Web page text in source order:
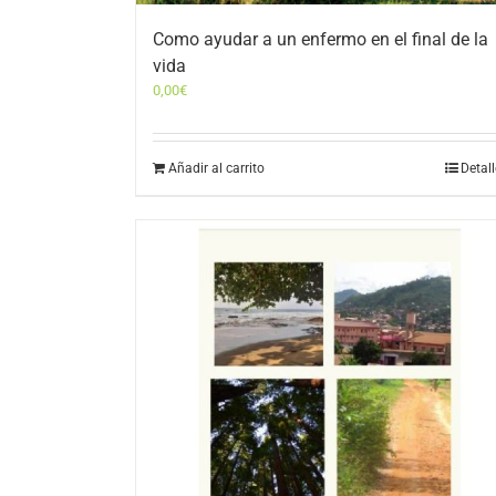
Como ayudar a un enfermo en el final de la
vida
0,00€
Añadir al carrito